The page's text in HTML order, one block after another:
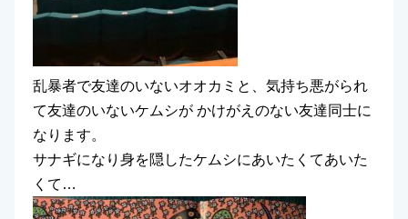
乱暴者で友達のいないオオカミと、気持ち悪がられ
て友達のいないケムシが かけがえのない友達同士に
なります。
サナギになり身を隠したケムシにあいたくてあいた
くて…